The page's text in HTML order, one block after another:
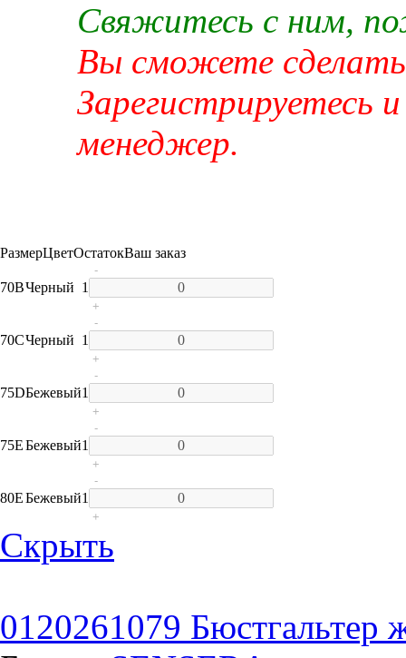
Свяжитесь с ним,
Вы сможете сделать
Зарегистрируетесь
менеджер.
РазмерЦветОстатокВаш заказ
70BЧерный 1
-
+
70CЧерный 1
-
+
75DБежевый1
-
+
75EБежевый1
-
+
80EБежевый1
-
+
Скрыть
0120261079 Бюстгальтер